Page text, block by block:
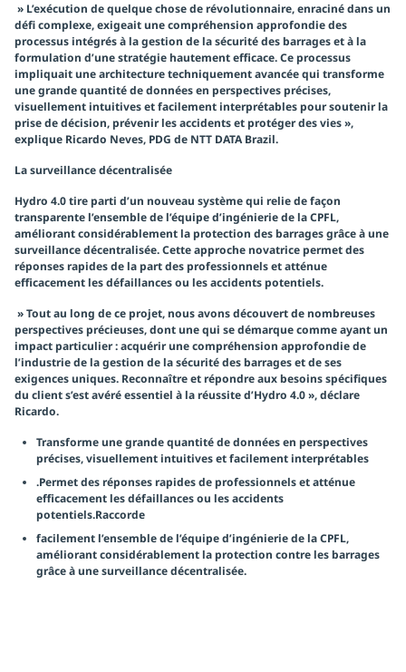
» L’exécution de quelque chose de révolutionnaire, enraciné dans un
défi complexe, exigeait une compréhension approfondie des
processus intégrés à la gestion de la sécurité des barrages et à la
formulation d’une stratégie hautement efficace. Ce processus
impliquait une architecture techniquement avancée qui transforme
une grande quantité de données en perspectives précises,
visuellement intuitives et facilement interprétables pour soutenir la
prise de décision, prévenir les accidents et protéger des vies »,
explique Ricardo Neves, PDG de NTT DATA Brazil.
La surveillance décentralisée
Hydro 4.0 tire parti d’un nouveau système qui relie de façon
transparente l’ensemble de l’équipe d’ingénierie de la CPFL,
améliorant considérablement la protection des barrages grâce à une
surveillance décentralisée. Cette approche novatrice permet des
réponses rapides de la part des professionnels et atténue
efficacement les défaillances ou les accidents potentiels.
» Tout au long de ce projet, nous avons découvert de nombreuses
perspectives précieuses, dont une qui se démarque comme ayant un
impact particulier : acquérir une compréhension approfondie de
l’industrie de la gestion de la sécurité des barrages et de ses
exigences uniques. Reconnaître et répondre aux besoins spécifiques
du client s’est avéré essentiel à la réussite d’Hydro 4.0 », déclare
Ricardo.
Transforme une grande quantité de données en perspectives
précises, visuellement intuitives et facilement interprétables
.Permet des réponses rapides de professionnels et atténue
efficacement les défaillances ou les accidents
potentiels.Raccorde
facilement l’ensemble de l’équipe d’ingénierie de la CPFL,
améliorant considérablement la protection contre les barrages
grâce à une surveillance décentralisée.